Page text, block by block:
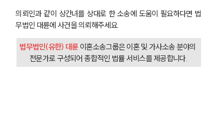
대륜의 강점
오시는 길
글로벌 파트너 로펌
고객의 소리
통합검색
AI대륜
의뢰인과 같이 상간녀를 상대로 한 소송에 도움이 필요하다면 법
무법인 대륜에 사건을 의뢰해주세요.
법무법인(유한) 대륜 이혼소송그룹은 이혼 및 가사소송 분야의
전문가로 구성되어 종합적인 법률 서비스를 제공합니다.